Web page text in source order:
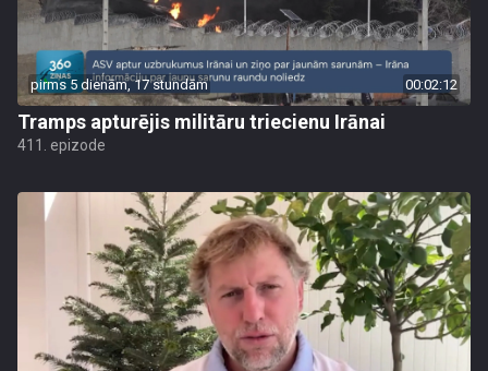
pirms 5 dienām, 17 stundām 00:02:12
Tramps apturējis militāru triecienu Irānai
411. epizode